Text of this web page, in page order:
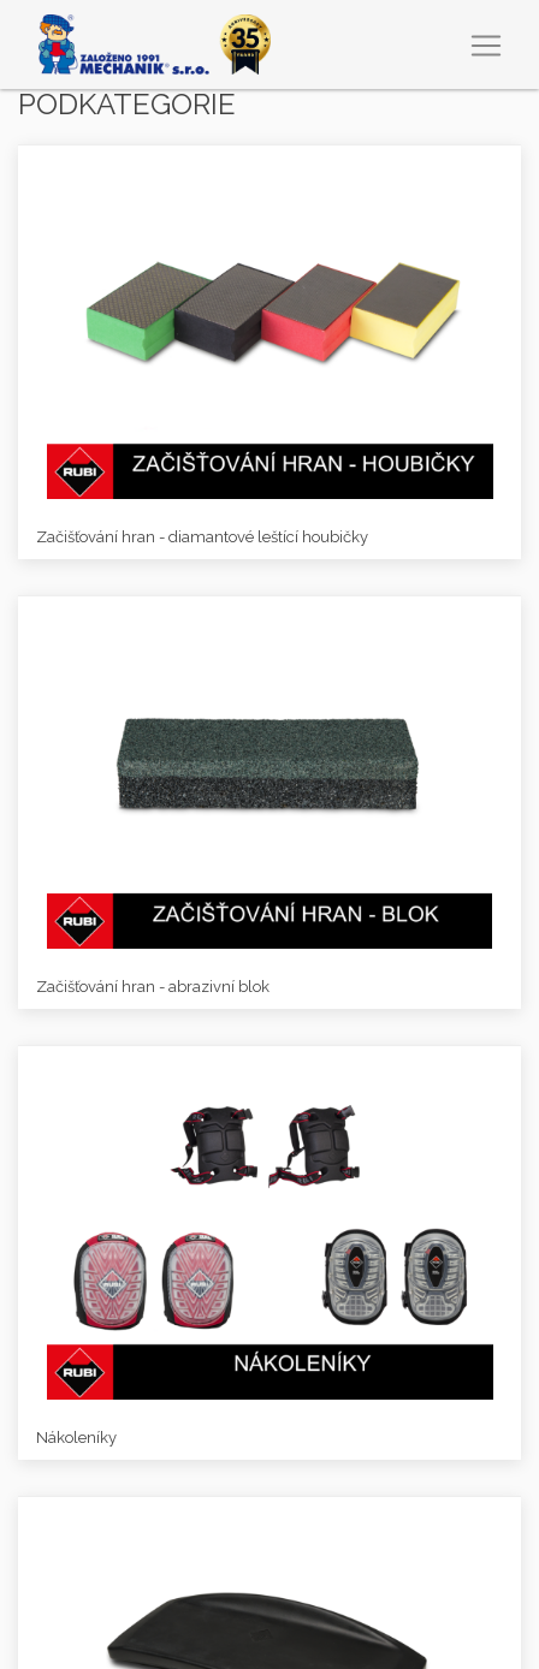
PODKATEGORIE
Začišťování hran - diamantové leštící houbičky
Začišťování hran - abrazivní blok
Nákoleníky